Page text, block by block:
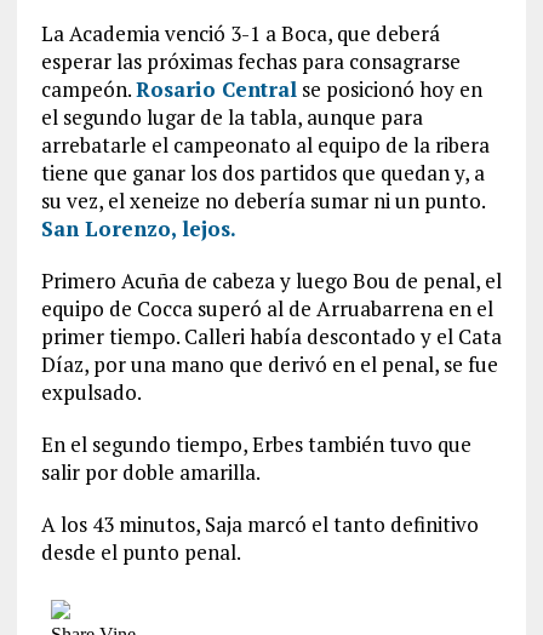
La Academia venció 3-1 a Boca, que deberá
esperar las próximas fechas para consagrarse
campeón.Rosario Centralse posicionó hoy en
el segundo lugar de la tabla, aunque para
arrebatarle el campeonato al equipo de la ribera
tiene que ganar los dos partidos que quedan y, a
su vez, el xeneize no debería sumar ni un punto.
San Lorenzo, lejos.
Primero Acuña de cabeza y luego Bou de penal, el
equipo de Cocca superó al de Arruabarrena en el
primer tiempo. Calleri había descontado y el Cata
Díaz, por una mano que derivó en el penal, se fue
expulsado.
En el segundo tiempo, Erbes también tuvo que
salir por doble amarilla.
A los 43 minutos, Saja marcó el tanto definitivo
desde el punto penal.